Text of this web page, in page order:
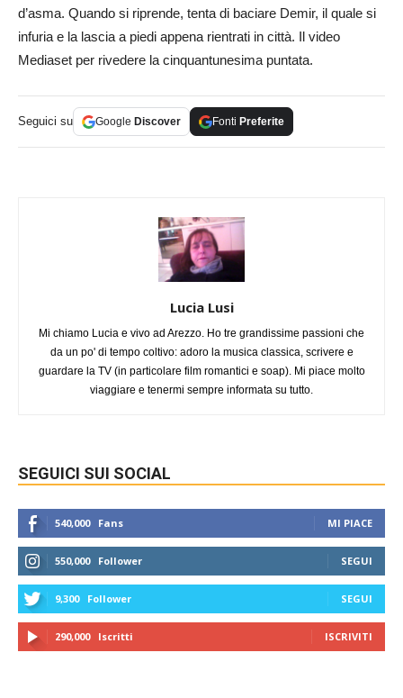
d’asma. Quando si riprende, tenta di baciare Demir, il quale si
infuria e la lascia a piedi appena rientrati in città. Il video
Mediaset per rivedere la cinquantunesima puntata.
Seguici su Google Discover Fonti Preferite
Lucia Lusi
Mi chiamo Lucia e vivo ad Arezzo. Ho tre grandissime passioni che
da un po' di tempo coltivo: adoro la musica classica, scrivere e
guardare la TV (in particolare film romantici e soap). Mi piace molto
viaggiare e tenermi sempre informata su tutto.
SEGUICI SUI SOCIAL
540,000 Fans MI PIACE
550,000 Follower SEGUI
9,300 Follower SEGUI
290,000 Iscritti ISCRIVITI